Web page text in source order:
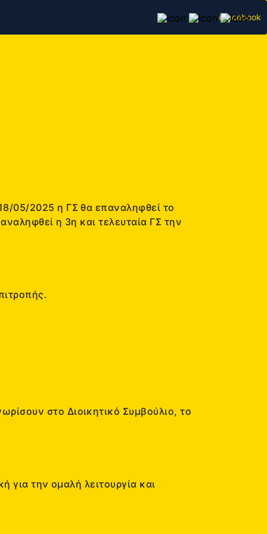
#facebook
05/2025 η ΓΣ θα επαναληφθεί το
η 3η και τελευταία ΓΣ την
στο Διοικητικό Συμβούλιο, το
για την ομαλή λειτουργία και